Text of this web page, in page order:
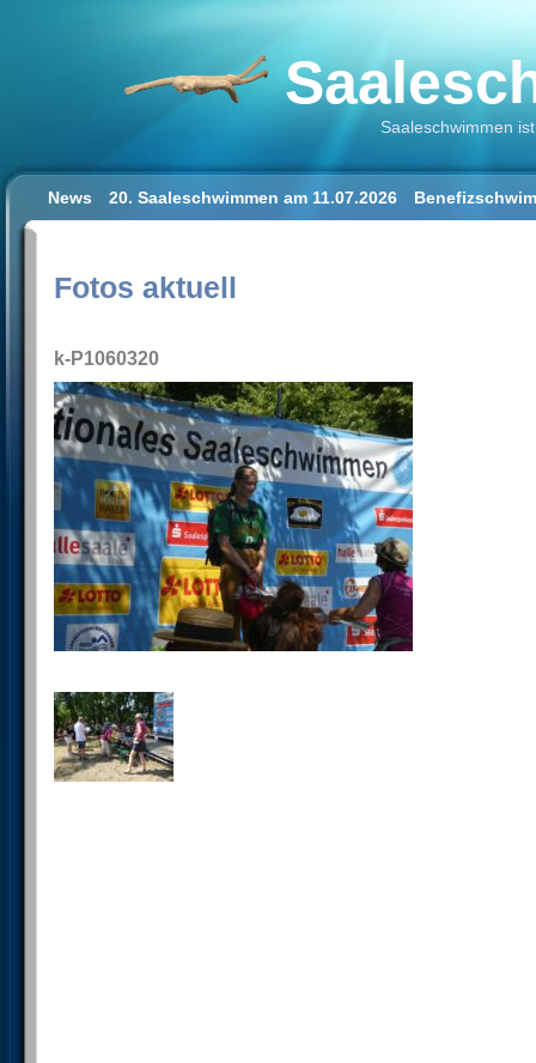
Saaleschwimmen
News 20. Saaleschwimmen am 11.07.2026
Fotos aktuell
k-P1060320